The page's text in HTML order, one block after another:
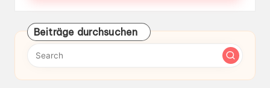
Beiträge durchsuchen